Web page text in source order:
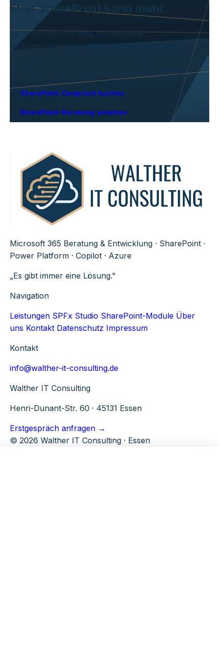
Euer SharePoint kann mehr.
Ob modernes Intranet, strukturierte
Dokumentenablage oder bessere Auffindbarkeit —
wir zeigen euch in einem kurzen Gespräch, wo der
schnellste Weg zu messbaren Ergebnissen liegt.
SharePoint-Gespräch buchen
SharePoint-Beratung ansehen
Microsoft 365 Beratung & Entwicklung · SharePoint ·
Power Platform · Copilot · Azure
„Es gibt immer eine Lösung."
Navigation
Leistungen SPFx Studio SharePoint-Module Über
uns Kontakt Datenschutz Impressum
Kontakt
info@walther-it-consulting.de
Walther IT Consulting
Henri-Dunant-Str. 60 · 45131 Essen
Erstgespräch anfragen →
© 2026 Walther IT Consulting · Essen